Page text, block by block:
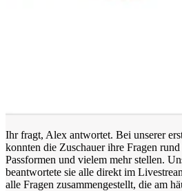
Ihr fragt, Alex antwortet. Bei unserer
konnten die Zuschauer ihre Fragen
Passformen und vielem mehr stellen.
beantwortete sie alle direkt im
alle Fragen zusammengestellt, die am